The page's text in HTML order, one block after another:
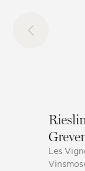
Les